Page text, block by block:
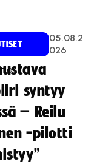
05.08.2
026
syntyy
– Reilu
-pilotti